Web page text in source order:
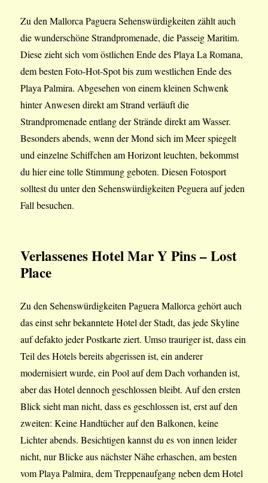
Zu den Mallorca Paguera Sehenswürdigkeiten zählt auch
die wunderschöne Strandpromenade, die Passeig Maritim.
Diese zieht sich vom östlichen Ende des Playa La Romana,
dem besten Foto-Hot-Spot bis zum westlichen Ende des
Playa Palmira. Abgesehen von einem kleinen Schwenk
hinter Anwesen direkt am Strand verläuft die
Strandpromenade entlang der Strände direkt am Wasser.
Besonders abends, wenn der Mond sich im Meer spiegelt
und einzelne Schiffchen am Horizont leuchten, bekommst
du hier eine tolle Stimmung geboten. Diesen Fotosport
solltest du unter den Sehenswürdigkeiten Peguera auf jeden
Fall besuchen.
Verlassenes Hotel Mar Y Pins – Lost
Place
Zu den Sehenswürdigkeiten Paguera Mallorca gehört auch
das einst sehr bekanntete Hotel der Stadt, das jede Skyline
auf defakto jeder Postkarte ziert. Umso trauriger ist, dass ein
Teil des Hotels bereits abgerissen ist, ein anderer
modernisiert wurde, ein Pool auf dem Dach vorhanden ist,
aber das Hotel dennoch geschlossen bleibt. Auf den ersten
Blick sieht man nicht, dass es geschlossen ist, erst auf den
zweiten: Keine Handtücher auf den Balkonen, keine
Lichter abends. Besichtigen kannst du es von innen leider
nicht, nur Blicke aus nächster Nähe erhaschen, am besten
vom Playa Palmira, dem Treppenaufgang neben dem Hotel